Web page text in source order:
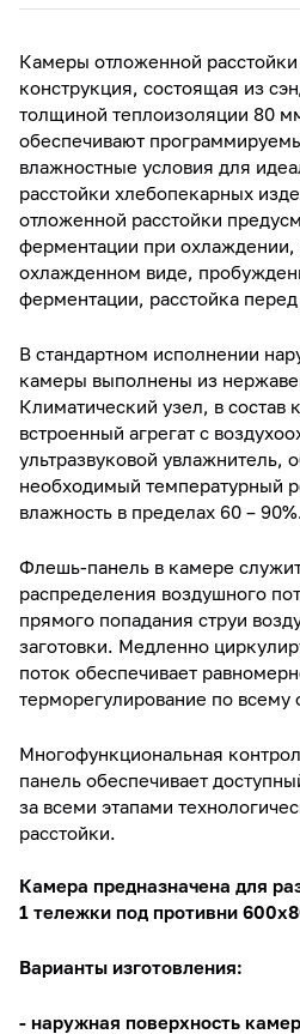
Камеры отложенной
конструкция, состоящая из
толщиной теплоизоляции 80
обеспечивают
влажностные условия для
расстойки хлебопекарных
отложенной расстойки
ферментации при охлаждении,
охлажденном виде,
ферментации, расстойка
В стандартном исполнении
камеры выполнены из
Климатический узел, в состав
встроенный агрегат с
ультразвуковой увлажнитель,
необходимый температурный
влажность в пределах 60 –
Флешь-панель в камере
распределения воздушного
прямого попадания струи
заготовки. Медленно
поток обеспечивает
терморегулирование по
Многофункциональная
панель обеспечивает
за всеми этапами
расстойки.
Камера предназначена для
1 тележки под противни
Варианты изготовления:
- наружная поверхность